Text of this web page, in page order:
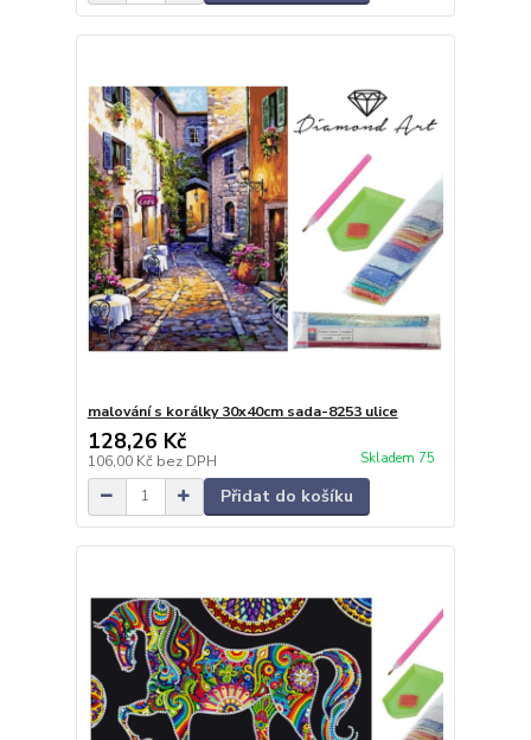
malování s korálky 30x40cm sada-8253 ulice
128,26 Kč
106,00 Kč bez DPH Skladem 75
Přidat do košíku